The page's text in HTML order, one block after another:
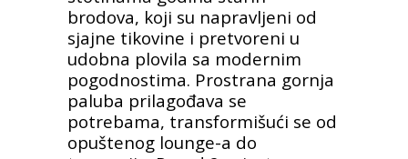
brodova, koji su napravljeni od
sjajne tikovine i pretvoreni u
udobna plovila sa modernim
pogodnostima. Prostrana gornja
paluba prilagođava se
potrebama, transformišući se od
opuštenog lounge-a do